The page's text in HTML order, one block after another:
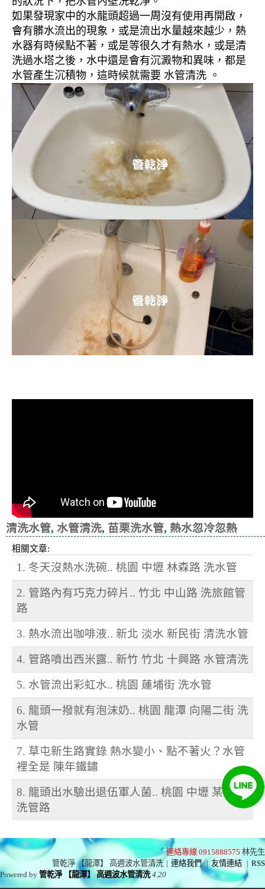
如果發現家中的水龍頭超過一周沒有使用再開啟，
會有髒水流出的現象，或是流出水量越來越少，熱
水器有時候點不著，或是等很久才有熱水，或是清
洗過水塔之後，水中還是會有沉澱物和異味，都是
水管產生沉積物，這時候就需要 水管清洗 。
清洗水管, 水管清洗, 苗栗洗水管, 熱水忽冷忽熱
相關文章:
1. 冬天沒熱水洗碗.. 桃園 中壢 林森路 洗水管
2. 管路內有巧克力碎片.. 竹北 中山路 洗旅館管
路
3. 熱水流出咖啡液.. 新北 淡水 新民街 清洗水管
4. 管路噴出西米露.. 新竹 竹北 十興路 水管清洗
5. 水管流出彩虹水.. 桃園 蓮埔街 洗水管
6. 龍頭一撥就有泡沫奶.. 桃園 龍潭 向陽二街 洗
水管
7. 草屯新生路實錄 熱水變小、點不著火？水管
裡全是 陳年鐵鏽
8. 龍頭出水驗出退伍軍人菌.. 桃園 中壢 某醫院
洗管路
連絡專線 0915888575 林先生
管乾淨 【龍潭】 高週波水管清洗 | 連絡我們 | 友情連結 | RSS
Powered by管乾淨 【龍潭】 高週波水管清洗 4.20